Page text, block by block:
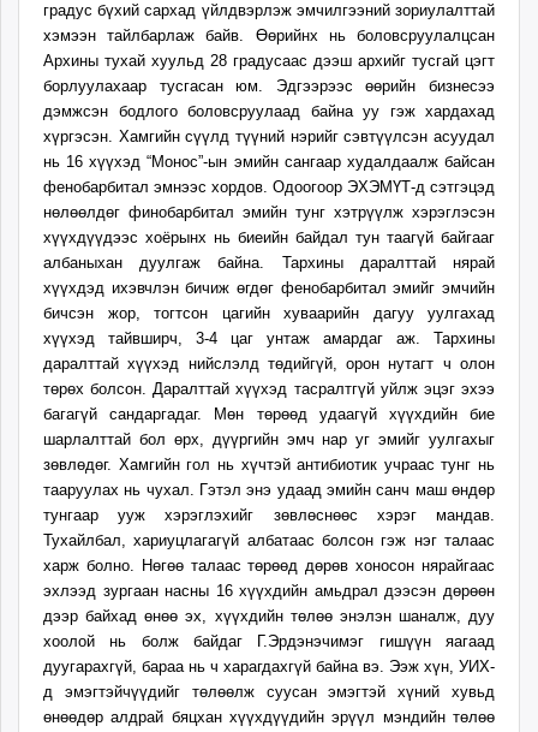
ugluu.mn
urlag.mn
unen.mn
asu.mn
shudarga.mn
shuurhai.mn
unuudur.mn
isee.mn
mglradio.com
fact.mn
itoim.mn
tumen.mn
shuum.mn
times.mn
tvmongolia.mn
mass.mn
unegui.mn
assa.mn
toim.mn
tac.mn
paparazzi.mn
unread.today
градус бүхий сархад үйлдвэрлэж эмчилгээний зориулалттай
хэмээн тайлбарлаж байв. Өөрийнх нь боловсруулалцсан
Архины тухай хуульд 28 градусаас дээш архийг тусгай цэгт
борлуулахаар тусгасан юм. Эдгээрээс өөрийн бизнесээ
дэмжсэн бодлого боловсруулаад байна уу гэж хардахад
хүргэсэн. Хамгийн сүүлд түүний нэрийг сэвтүүлсэн асуудал
нь 16 хүүхэд “Монос”-ын эмийн сангаар худалдаалж байсан
фенобарбитал эмнээс хордов. Одоогоор ЭХЭМҮТ-д сэтгэцэд
нөлөөлдөг финобарбитал эмийн тунг хэтрүүлж хэрэглэсэн
хүүхдүүдээс хоёрынх нь биеийн байдал тун таагүй байгааг
албаныхан дуулгаж байна. Тархины даралттай нярай
хүүхдэд ихэвчлэн бичиж өгдөг фенобарбитал эмийг эмчийн
бичсэн жор, тогтсон цагийн хуваарийн дагуу уулгахад
хүүхэд тайвширч, 3-4 цаг унтаж амардаг аж. Тархины
даралттай хүүхэд нийслэлд төдийгүй, орон нутагт ч олон
төрөх болсон. Даралттай хүүхэд тасралтгүй уйлж эцэг эхээ
багагүй сандаргадаг. Мөн төрөөд удаагүй хүүхдийн бие
шарлалттай бол өрх, дүүргийн эмч нар уг эмийг уулгахыг
зөвлөдөг. Хамгийн гол нь хүчтэй антибиотик учраас тунг нь
тааруулах нь чухал. Гэтэл энэ удаад эмийн санч маш өндөр
тунгаар ууж хэрэглэхийг зөвлөснөөс хэрэг мандав.
Тухайлбал, хариуцлагагүй албатаас болсон гэж нэг талаас
харж болно. Нөгөө талаас төрөөд дөрөв хоносон нярайгаас
эхлээд зургаан насны 16 хүүхдийн амьдрал дээсэн дөрөөн
дээр байхад өнөө эх, хүүхдийн төлөө энэлэн шаналж, дуу
хоолой нь болж байдаг Г.Эрдэнэчимэг гишүүн яагаад
дуугарахгүй, бараа нь ч харагдахгүй байна вэ. Ээж хүн, УИХ-
д эмэгтэйчүүдийг төлөөлж суусан эмэгтэй хүний хувьд
өнөөдөр алдрай бяцхан хүүхдүүдийн эрүүл мэндийн төлөө